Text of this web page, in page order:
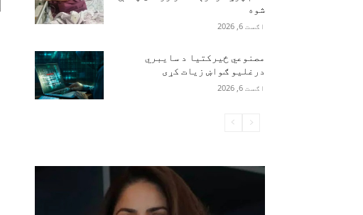
شوه
اګست 6, 2026
مصنوعي ځیرکتیا د سایبري
درغلیو ګواښ زیات کړی
اګست 6, 2026